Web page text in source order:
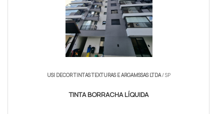
USI DECOR TINTAS TEXTURAS E ARGAMSSAS LTDA/ SP
TINTA BORRACHA LÍQUIDA